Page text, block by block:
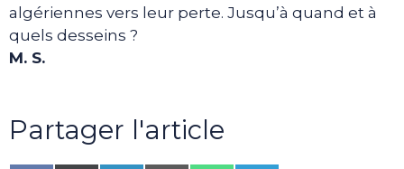
algériennes vers leur perte. Jusqu’à quand et à
quels desseins ?
M. S.
Partager l'article